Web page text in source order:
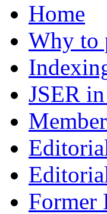
Home
Why to
JSER
Former